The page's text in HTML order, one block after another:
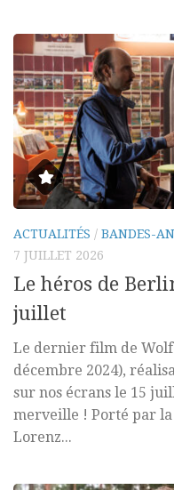
ACTUALITÉS / BANDES-
7 JUILLET 2026
Le héros de
juillet
Le dernier film de
décembre 2024),
sur nos écrans le 15
merveille ! Porté par la
Lorenz...